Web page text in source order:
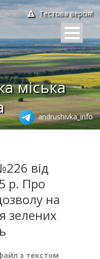
Тестова версія!
міська
andrushivka_info
від
р. Про
на
зелених
з текстом